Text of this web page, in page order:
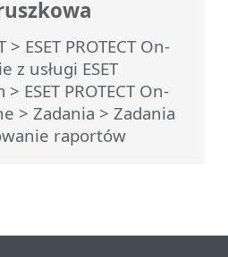
> ESET PROTECT On-
z usługi ESET
> ESET PROTECT On-
> Zadania > Zadania
raportów